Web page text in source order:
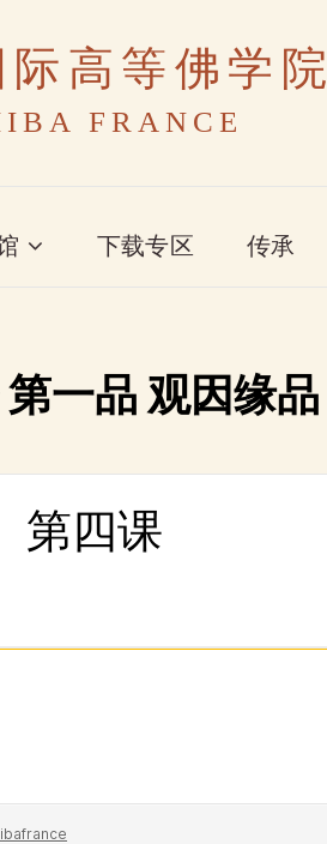
际高等佛学院
FRANCE
下载专区 传承
一品 观因缘品
第四课